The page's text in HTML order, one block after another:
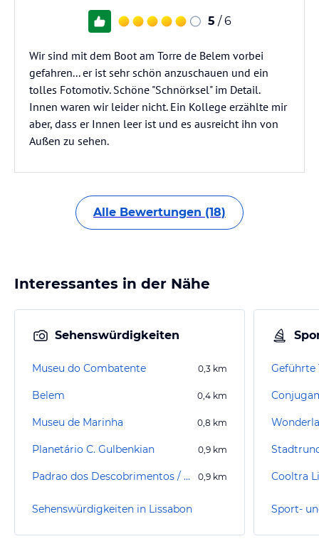
5 / 6
Wir sind mit dem Boot am Torre de Belem vorbei
gefahren... er ist sehr schön anzuschauen und ein
tolles Fotomotiv. Schöne "Schnörksel" im Detail.
Innen waren wir leider nicht. Ein Kollege erzählte mir
aber, dass er Innen leer ist und es ausreicht ihn von
Außen zu sehen.
Alle Bewertungen (18)
Interessantes in der Nähe
Sehenswürdigkeiten
Museu do Combatente 0,3 km
Belem 0,4 km
Museu de Marinha 0,8 km
Planetário C. Gulbenkian 0,9 km
Padrao dos Descobrimentos / Denkmal der Entdecker 0,9 km
Sehenswürdigkeiten in Lissabon
Cooltra